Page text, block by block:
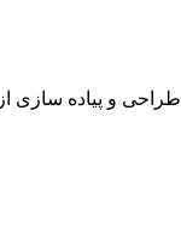
طراحی و پیاده سازی از